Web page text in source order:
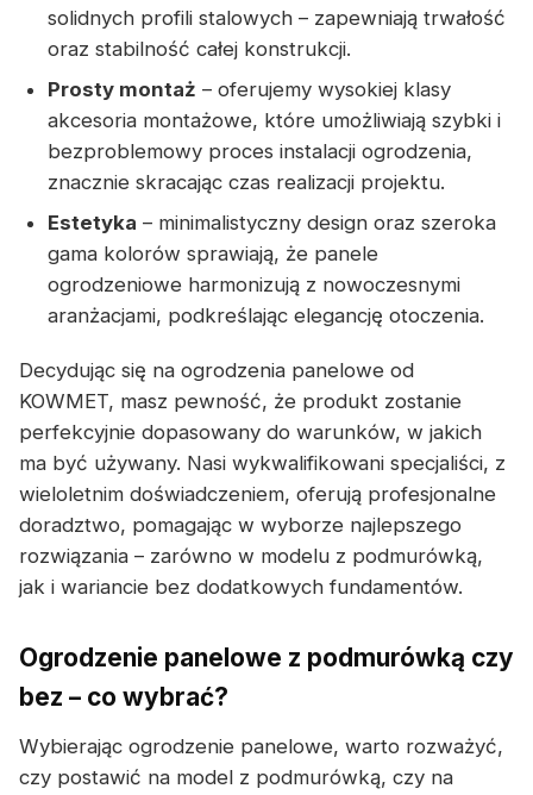
solidnych profili stalowych – zapewniają trwałość
oraz stabilność całej konstrukcji.
Prosty montaż – oferujemy wysokiej klasy
akcesoria montażowe, które umożliwiają szybki i
bezproblemowy proces instalacji ogrodzenia,
znacznie skracając czas realizacji projektu.
Estetyka – minimalistyczny design oraz szeroka
gama kolorów sprawiają, że panele
ogrodzeniowe harmonizują z nowoczesnymi
aranżacjami, podkreślając elegancję otoczenia.
Decydując się na ogrodzenia panelowe od
KOWMET, masz pewność, że produkt zostanie
perfekcyjnie dopasowany do warunków, w jakich
ma być używany. Nasi wykwalifikowani specjaliści, z
wieloletnim doświadczeniem, oferują profesjonalne
doradztwo, pomagając w wyborze najlepszego
rozwiązania – zarówno w modelu z podmurówką,
jak i wariancie bez dodatkowych fundamentów.
Ogrodzenie panelowe z podmurówką czy
bez – co wybrać?
Wybierając ogrodzenie panelowe, warto rozważyć,
czy postawić na model z podmurówką, czy na